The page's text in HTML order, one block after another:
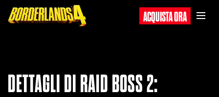
ACQUISTA ORA
DETTAGLI DI RAID BOSS 2: